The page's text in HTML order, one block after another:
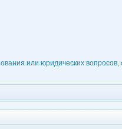
или юридических